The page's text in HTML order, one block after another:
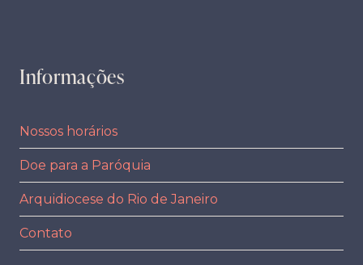
Informações
Nossos horários
Doe para a Paróquia
Arquidiocese do Rio de Janeiro
Contato